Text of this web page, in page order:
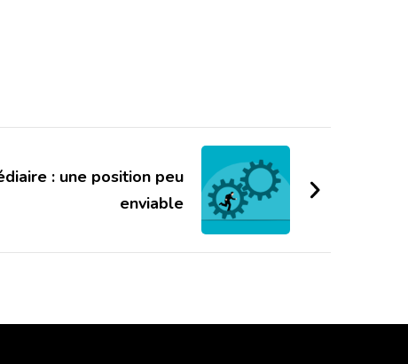
: une position peu
enviable